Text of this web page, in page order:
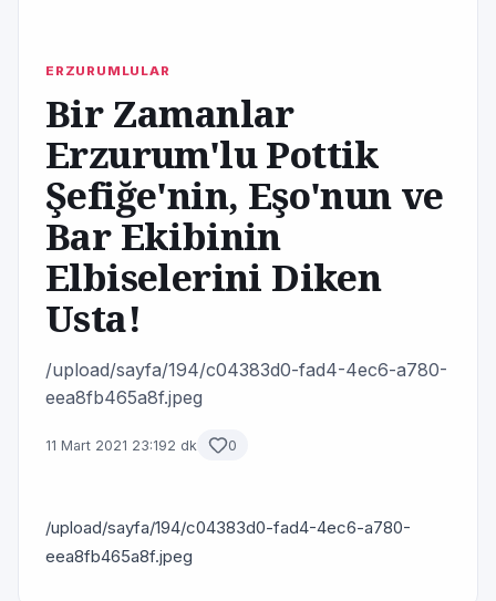
ERZURUMLULAR
Bir Zamanlar
Erzurum'lu Pottik
Şefiğe'nin, Eşo'nun ve
Bar Ekibinin
Elbiselerini Diken
Usta!
/upload/sayfa/194/c04383d0-fad4-4ec6-a780-
eea8fb465a8f.jpeg
11 Mart 2021 23:192 dk 0
/upload/sayfa/194/c04383d0-fad4-4ec6-a780-
eea8fb465a8f.jpeg